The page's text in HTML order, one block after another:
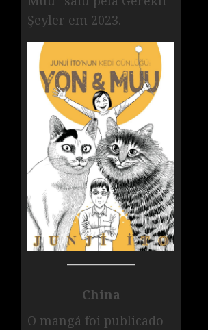
Şeyler em 2023.
China
O mangá foi publicado